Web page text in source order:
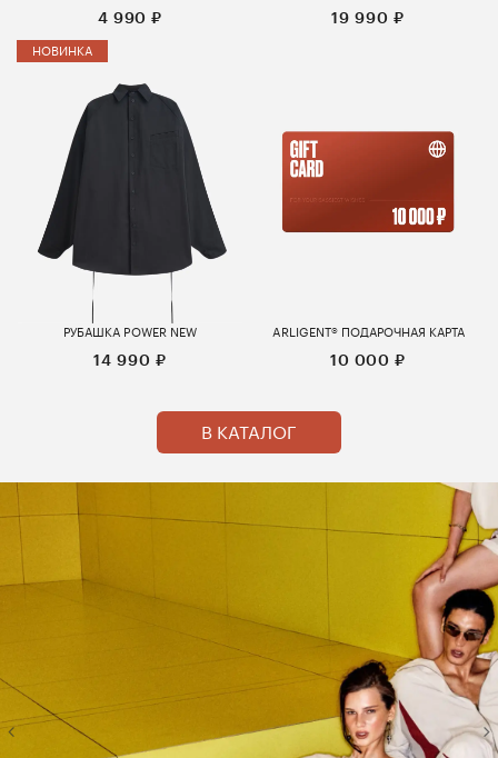
4 990 ₽ 19 990 ₽
НОВИНКА
РУБАШКА POWER NEW
14 990 ₽
ARLIGENT® ПОДАРОЧНАЯ КАРТА
10 000 ₽
В КАТАЛОГ